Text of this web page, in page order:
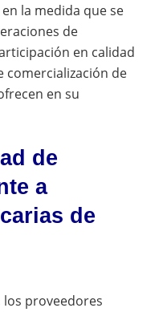
la medida que se
de
en calidad
comercialización de
en su
de
a
de
proveedores